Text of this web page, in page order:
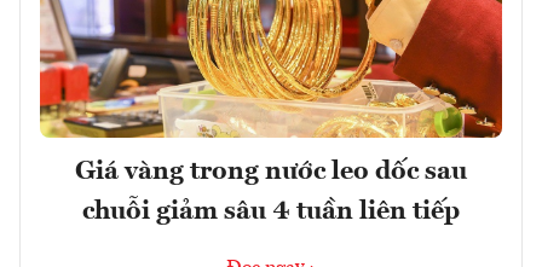
Giá vàng trong nước leo dốc sau
chuỗi giảm sâu 4 tuần liên tiếp